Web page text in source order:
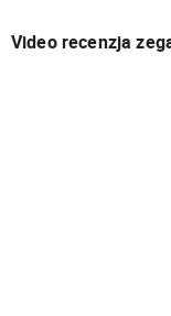
Video recenzja